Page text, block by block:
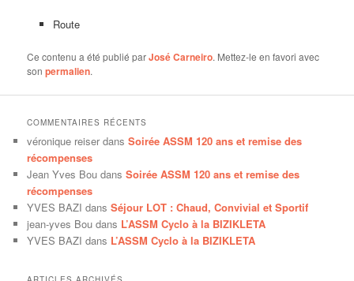
Route
Ce contenu a été publié parJosé Carneiro. Mettez-le en favori avec
sonpermalien.
COMMENTAIRES RÉCENTS
véronique reiser dansSoirée ASSM 120 ans et remise des
récompenses
Jean Yves Bou dansSoirée ASSM 120 ans et remise des
récompenses
YVES BAZI dansSéjour LOT : Chaud, Convivial et Sportif
jean-yves Bou dans L’ASSM Cyclo à la BIZIKLETA
YVES BAZI dans L’ASSM Cyclo à la BIZIKLETA